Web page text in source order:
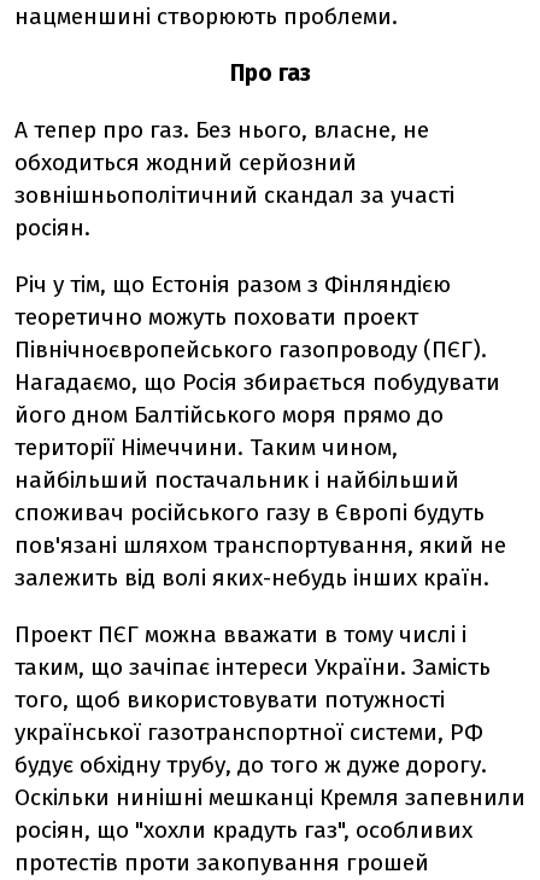
нацменшині створюють проблеми.
Про газ
А тепер про газ. Без нього, власне, не
обходиться жодний серйозний
зовнішньополітичний скандал за участі
росіян.
Річ у тім, що Естонія разом з Фінляндією
теоретично можуть поховати проект
Північноєвропейського газопроводу (ПЄГ).
Нагадаємо, що Росія збирається побудувати
його дном Балтійського моря прямо до
території Німеччини. Таким чином,
найбільший постачальник і найбільший
споживач російського газу в Європі будуть
пов'язані шляхом транспортування, який не
залежить від волі яких-небудь інших країн.
Проект ПЄГ можна вважати в тому числі і
таким, що зачіпає інтереси України. Замість
того, щоб використовувати потужності
української газотранспортної системи, РФ
будує обхідну трубу, до того ж дуже дорогу.
Оскільки нинішні мешканці Кремля запевнили
росіян, що "хохли крадуть газ", особливих
протестів проти закопування грошей